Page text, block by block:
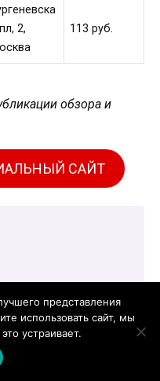
2,
113 руб.
обзора и
САЙТ
33 года. Врач
представления
использовать сайт, мы
устраивает.